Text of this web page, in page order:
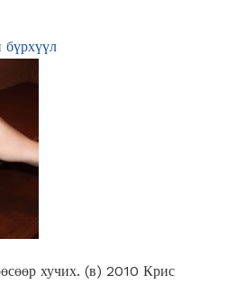
бүрхүүл
хучих. (в) 2010 Крис